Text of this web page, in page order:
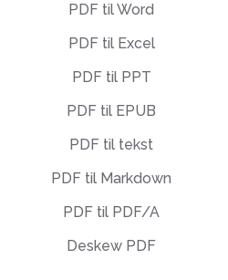
PDF til Word
PDF til Excel
PDF til PPT
PDF til EPUB
PDF til tekst
PDF til Markdown
PDF til PDF/A
Deskew PDF